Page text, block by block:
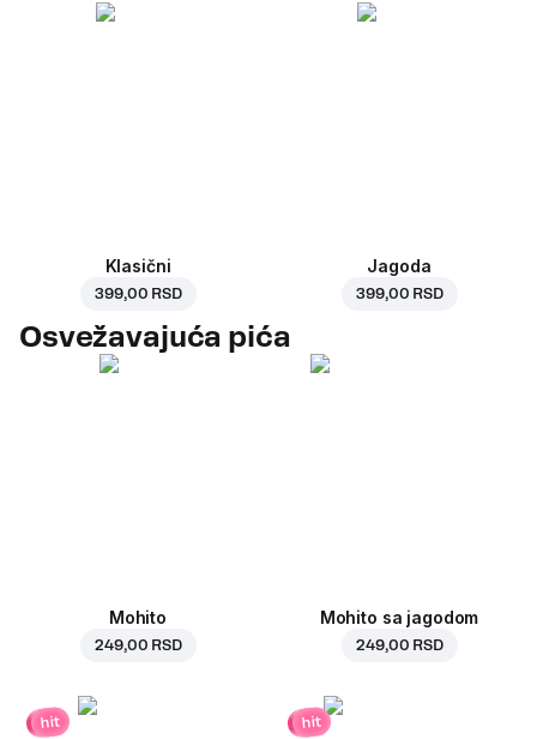
Klasični
399,00 RSD
Jagoda
399,00 RSD
Osvežavajuća pića
Mohito
249,00 RSD
Mohito sa jagodom
249,00 RSD
hit hit